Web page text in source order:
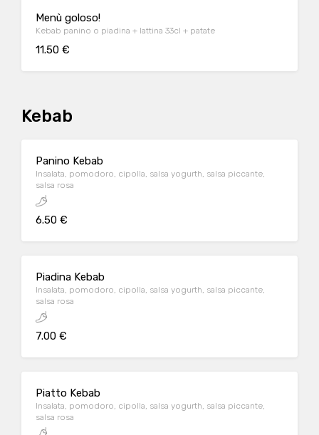
Menù goloso!
Kebab panino o piadina + lattina 33cl + patate
11.50 €
Kebab
Panino Kebab
Insalata, pomodoro, cipolla, salsa yogurth, salsa piccante,
salsa rosa
6.50 €
Piadina Kebab
Insalata, pomodoro, cipolla, salsa yogurth, salsa piccante,
salsa rosa
7.00 €
Piatto Kebab
Insalata, pomodoro, cipolla, salsa yogurth, salsa piccante,
salsa rosa